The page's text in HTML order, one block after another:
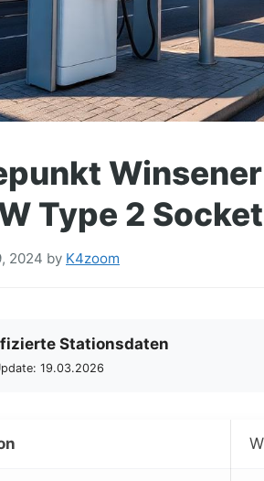
Winsener
Type 2
2024 by K4zoom
Stationsdaten
19.03.2026